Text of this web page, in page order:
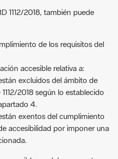
1112/2018, también puede
de los requisitos del
accesible relativa a:
excluidos del ámbito de
2018 según lo establecido
4.
exentos del cumplimiento
accesibilidad por imponer una